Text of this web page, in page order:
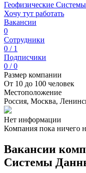
Геофизические
Хочу тут работать
Вакансии
0
Сотрудники
0 / 1
Подписчики
0 / 0
Размер компании
От 10 до 100 человек
Местоположение
Россия, Москва,
Нет информации
Компания пока ничего
Вакансии
Системы